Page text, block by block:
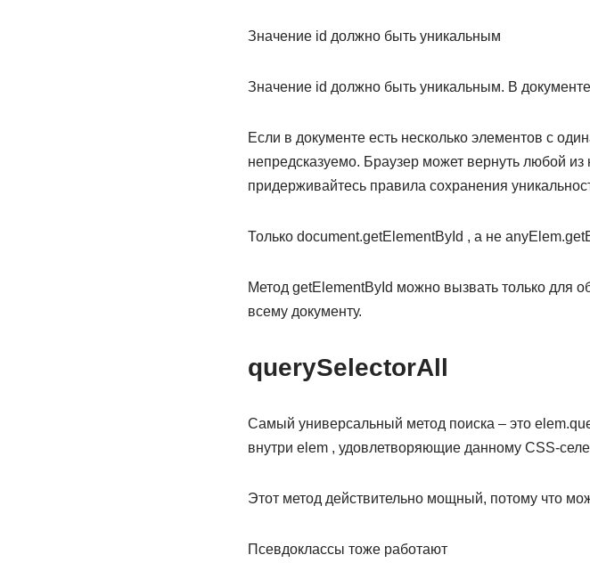
Значение id должно быть уникальным
Значение id должно быть уникальным. В
Если в документе есть несколько элементов с
непредсказуемо. Браузер может вернуть любой
придерживайтесь правила сохранения
Только document.getElementById , а не
Метод getElementById можно вызвать только для
всему документу.
querySelectorAll
Самый универсальный метод поиска – это
внутри elem , удовлетворяющие данному CSS-
Этот метод действительно мощный, потому что
Псевдоклассы тоже работают